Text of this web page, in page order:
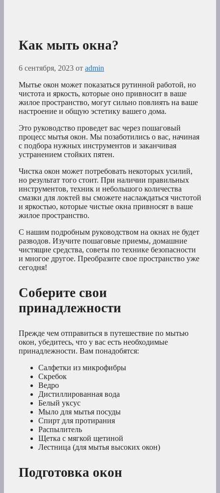
Как мыть окна?
6 сентября, 2023 от admin
Мытье окон может показаться рутинной работой, но
чистота и яркость, которые оно привносит в ваше
жилое пространство, могут сильно повлиять на ваше
настроение и общую эстетику вашего дома.
Это руководство проведет вас через пошаговый
процесс мытья окон. Мы позаботились о вас, начиная
с подбора нужных инструментов и заканчивая
устранением стойких пятен.
Чистка окон может потребовать некоторых усилий,
но результат того стоит. При наличии правильных
инструментов, техник и небольшого количества
смазки для локтей вы сможете наслаждаться чистотой
и яркостью, которые чистые окна привносят в ваше
жилое пространство.
С нашим подробным руководством на окнах не будет
разводов. Изучите пошаговые приемы, домашние
чистящие средства, советы по технике безопасности
и многое другое. Преобразите свое пространство уже
сегодня!
Соберите свои
принадлежности
Прежде чем отправиться в путешествие по мытью
окон, убедитесь, что у вас есть необходимые
принадлежности. Вам понадобятся:
Салфетки из микрофибры
Скребок
Ведро
Дистиллированная вода
Белый уксус
Мыло для мытья посуды
Спирт для протирания
Распылитель
Щетка с мягкой щетиной
Лестница (для мытья высоких окон)
Подготовка окон